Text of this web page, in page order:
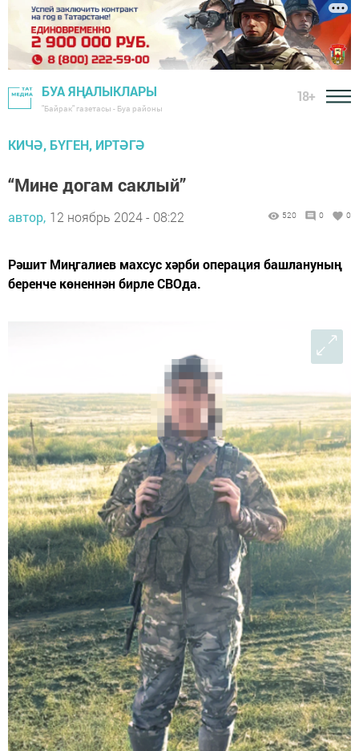
БУА ЯҢАЛЫКЛАРЫ
"Байрак" газетасы - Буа районы
18+
КИЧӘ, БҮГЕН, ИРТӘГӘ
“Мине догам саклый”
автор, 12 ноябрь 2024 - 08:22 520 0 0
Рәшит Миңгалиев махсус хәрби операция башлануның
беренче көненнән бирле СВОда.